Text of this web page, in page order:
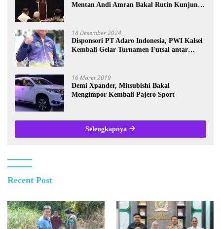
Mentan Andi Amran Bakal Rutin Kunjungi
18 Desember 2024
Disponsori PT Adaro Indonesia, PWI Kalsel
Kembali Gelar Turnamen Futsal antar
16 Maret 2019
Demi Xpander, Mitsubishi Bakal
Mengimpor Kembali Pajero Sport
Selengkapnya
Recent Post